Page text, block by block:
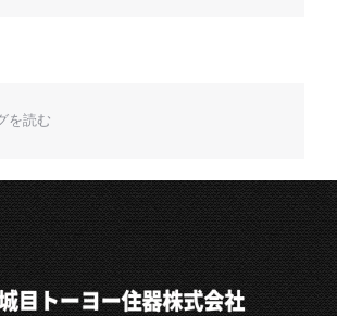
を読む